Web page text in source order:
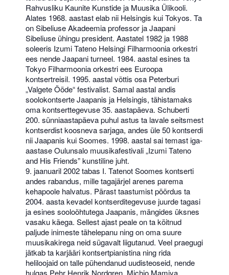
Rahvusliku Kaunite Kunstide ja Muusika Ülikooli.
Alates 1968. aastast elab nii Helsingis kui Tokyos. Ta
on Sibeliuse Akadeemia professor ja Jaapani
Sibeliuse ühingu president. Aastatel 1982 ja 1988
soleeris Izumi Tateno Helsingi Filharmoonia orkestri
ees nende Jaapani turneel. 1984. aastal esines ta
Tokyo Filharmoonia orkestri ees Euroopa
kontsertreisil. 1995. aastal võttis osa Peterburi
„Valgete Ööde“ festivalist. Samal aastal andis
soolokontserte Jaapanis ja Helsingis, tähistamaks
oma kontserttegevuse 35. aastapäeva. Schuberti
200. sünniaastapäeva puhul astus ta lavale seitsmest
kontserdist koosneva sarjaga, andes üle 50 kontserdi
nii Jaapanis kui Soomes. 1998. aastal sai temast iga-
aastase Oulunsalo muusikafestivali „Izumi Tateno
and His Friends” kunstiline juht.
9. jaanuaril 2002 tabas I. Tatenot Soomes kontserti
andes rabandus, mille tagajärjel arenes parema
kehapoole halvatus. Pärast taastumist pöördus ta
2004. aasta kevadel kontserditegevuse juurde tagasi
ja esines sooloõhtutega Jaapanis, mängides üksnes
vasaku käega. Sellest ajast peale on ta köitnud
paljude inimeste tähelepanu ning on oma suure
muusikakirega neid sügavalt liigutanud. Veel praegugi
jätkab ta karjääri kontsertpianistina ning rida
heliloojaid on talle pühendanud uudisteoseid, nende
hulgas Pehr Henrik Nordgren, Michio Mamiya,